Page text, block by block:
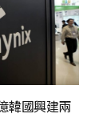
韓國興建兩